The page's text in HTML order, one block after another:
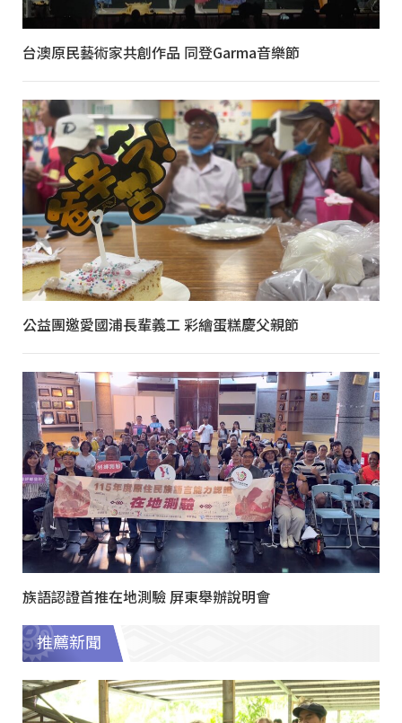
台澳原民藝術家共創作品 同登Garma音樂節
公益團邀愛國浦長輩義工 彩繪蛋糕慶父親節
族語認證首推在地測驗 屏東舉辦說明會
推薦新聞